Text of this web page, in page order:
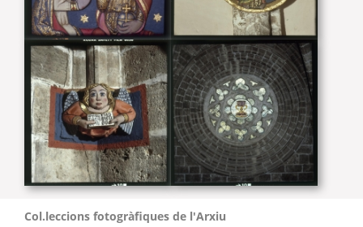
Col.leccions fotogràfiques de l'Arxiu